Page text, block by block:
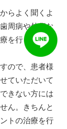
らよく聞くよ
周病や外傷な
を行っていま
ので、患者様
ていただいて
きない方には
ん。きちんと
トの治療を行